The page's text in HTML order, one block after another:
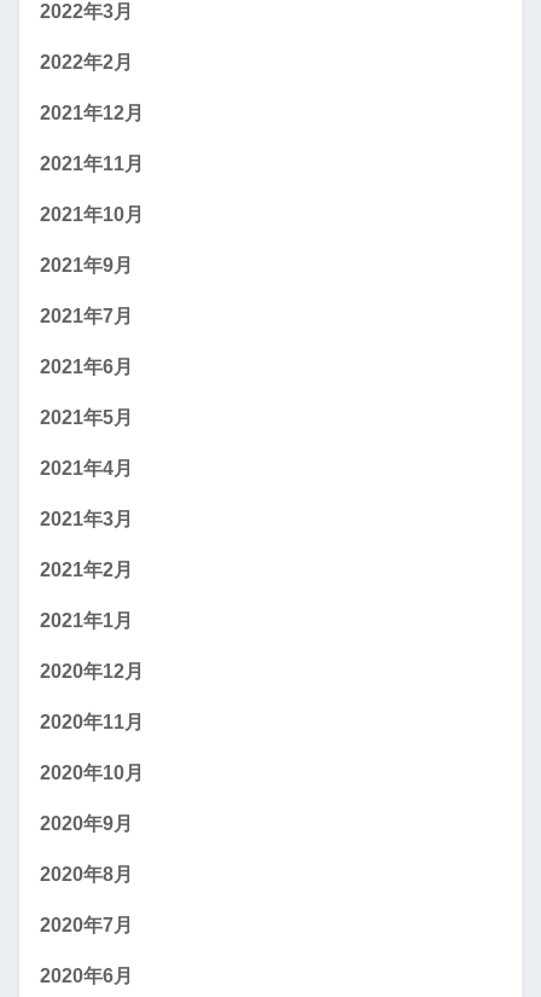
2022年3月
2022年2月
2021年12月
2021年11月
2021年10月
2021年9月
2021年7月
2021年6月
2021年5月
2021年4月
2021年3月
2021年2月
2021年1月
2020年12月
2020年11月
2020年10月
2020年9月
2020年8月
2020年7月
2020年6月